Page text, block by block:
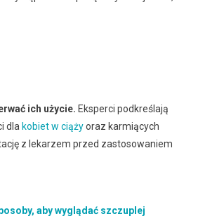
ich użycie. Eksperci podkreślają
dla kobiet w ciążyoraz karmiących
z lekarzem przed zastosowaniem
aby wyglądać szczuplej